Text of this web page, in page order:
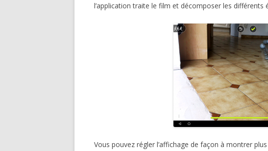
l’application traite le film et décomposer les différents
Vous pouvez régler l’affichage de façon à montrer